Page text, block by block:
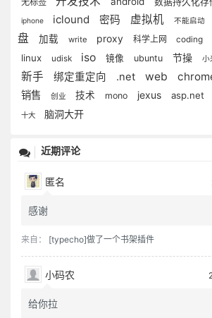
iphone iclound 密码 虚拟机 不能启动
盘
加载 write proxy 科学上网 coding
linux udisk iso 镜像 ubuntu 节操 小
新手 绑定重定向 .net web
销售
创业 技术 mono jexus asp.net
十大 脑洞大开
近期评论
匿名
感谢
来自： [typecho]做了一个书架插件
小码农
给你拉